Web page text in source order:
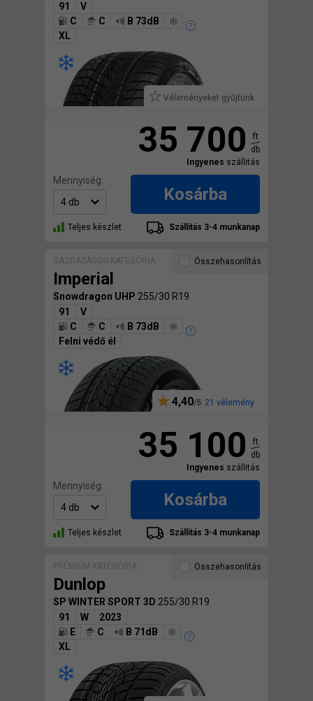
91
V
C
C
B 73dB
XL
Véleményeket gyűjtünk
35 700
ft
db
Ingyenes szállitás
Mennyiség:
Kosárba
Teljes készlet Szállítás 3-4 munkanap
GAZDASÁGOS KATEGÓRIA
Imperial
Snowdragon UHP 255/30 R19
91
V
C
C
B 73dB
Felni védő él
4,40 21 vélemény
Összehasonlítás
35 100
ft
db
Ingyenes szállitás
Mennyiség:
Kosárba
Teljes készlet Szállítás 3-4 munkanap
PRÉMIUM KATEGÓRIA
Dunlop
SP WINTER SPORT 3D 255/30 R19
91
W
2023
E
C
B 71dB
XL
Összehasonlítás